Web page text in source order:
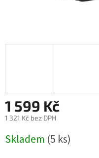
1 599 Kč
1 321 Kč bez DPH
cena:
Skladem (5 ks)